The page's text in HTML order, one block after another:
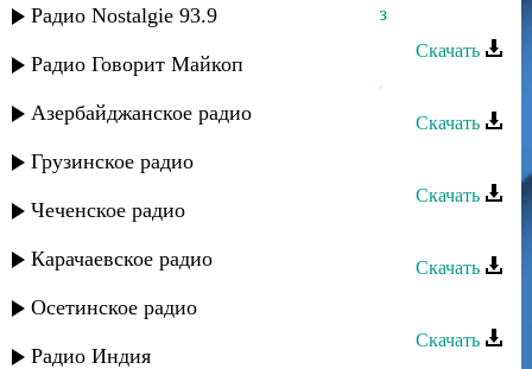
Радио Nostalgie 93.9
Радио Говорит Майкоп
Азербайджанское радио
Грузинское радио
Чеченское радио
Карачаевское радио
Осетинское радио
Радио Индия
Тарлан Мамедов - Мугман жеда заз
Скачать
Тарлан Мамедов - Савдада авай яр
Скачать
Тарлан Мамедов - Суна чан
Скачать
Скачать
Тарлан Мамедов - Ширин ширин
Скачать